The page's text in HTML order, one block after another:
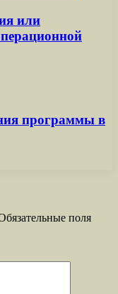
или
программы в
поля